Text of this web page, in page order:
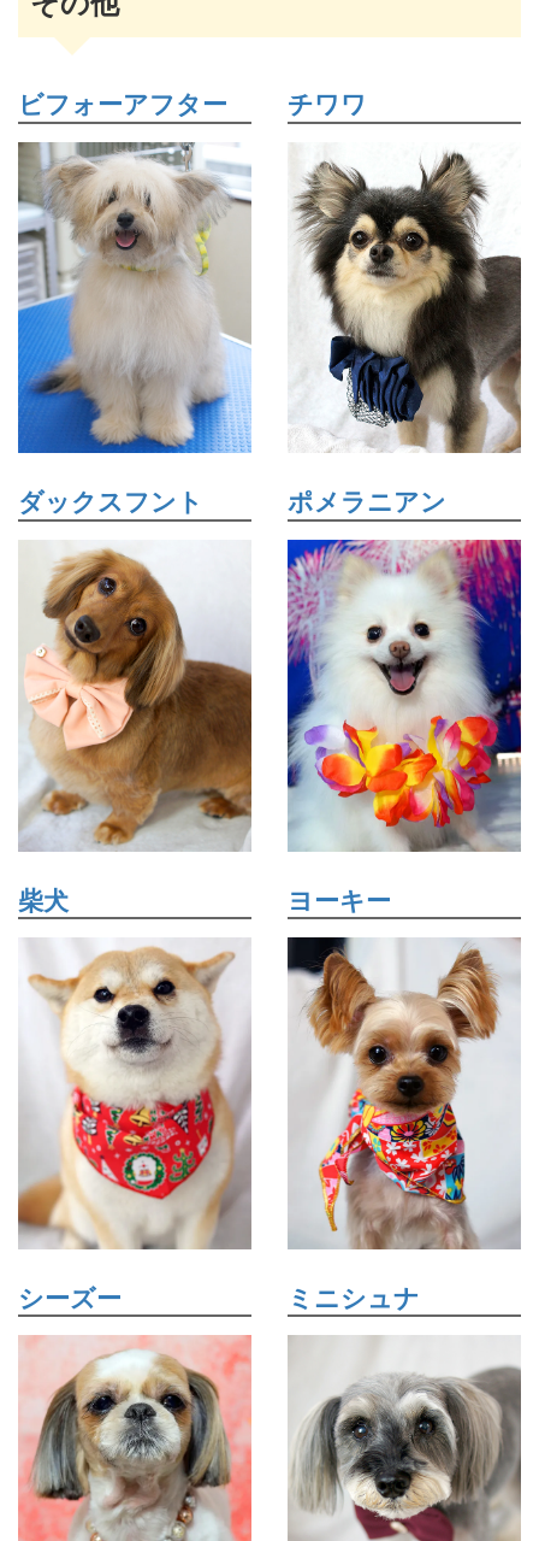
ビフォーアフター チワワ
ダックスフント ポメラニアン
柴犬 ヨーキー
シーズー ミニシュナ